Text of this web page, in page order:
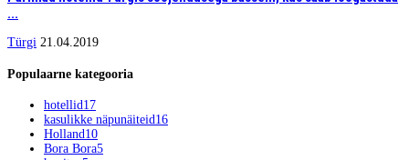
...
Türgi 21.04.2019
Populaarne kategooria
hotellid17
kasulikke näpunäiteid16
Holland10
Bora Bora5